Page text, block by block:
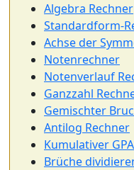
Algebra Rechner
Standardform-
Achse der
Notenrechner
Notenverlauf
Ganzzahl
Gemischter
Antilog Rechner
Kumulativer
Brüche